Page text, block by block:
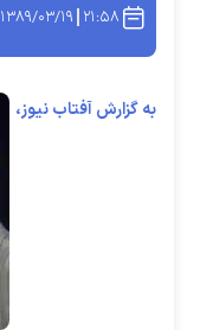
۲۱:۵۸ ۱۳۸۹/۰۳/۱۹
به گزارش آفتاب نیوز،